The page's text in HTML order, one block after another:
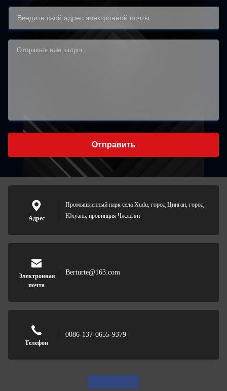
Отправить
Адрес
Промышленный парк села Xudu, город Цинган, город
Юхуань, провинция Чжэцзян
Электронная
почта
Berturte@163.com
Телефон
0086-137-0655-9379